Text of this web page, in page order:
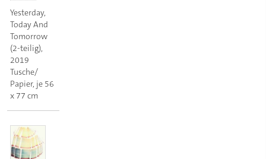
Yesterday,
Today And
Tomorrow
(2-teilig),
2019
Tusche/
Papier, je 56
x 77 cm